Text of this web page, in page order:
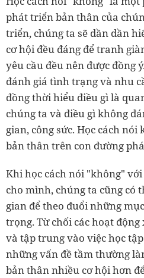
phát triển bản thân của
triển, chúng ta sẽ dần dần
cơ hội đều đáng để tranh
yêu cầu đều nên được đồng
đánh giá tình trạng và nhu
đồng thời hiểu điều gì là
chúng ta và điều gì không
gian, công sức. Học cách nói
bản thân trên con đường
Khi học cách nói "không"
cho mình, chúng ta cũng có
gian để theo đuổi những
trọng. Từ chối các hoạt
và tập trung vào việc học
những vấn đề tầm thường
bản thân nhiều cơ hội hơn